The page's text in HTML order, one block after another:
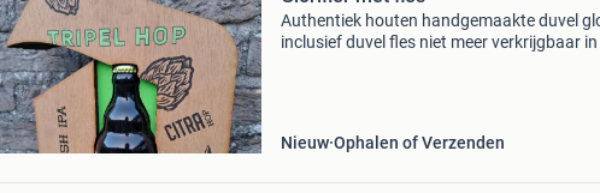
Authentiek houten handgemaakte duvel
inclusief duvel fles niet meer verkrijgbaar in
Nieuw Ophalen of Verzenden